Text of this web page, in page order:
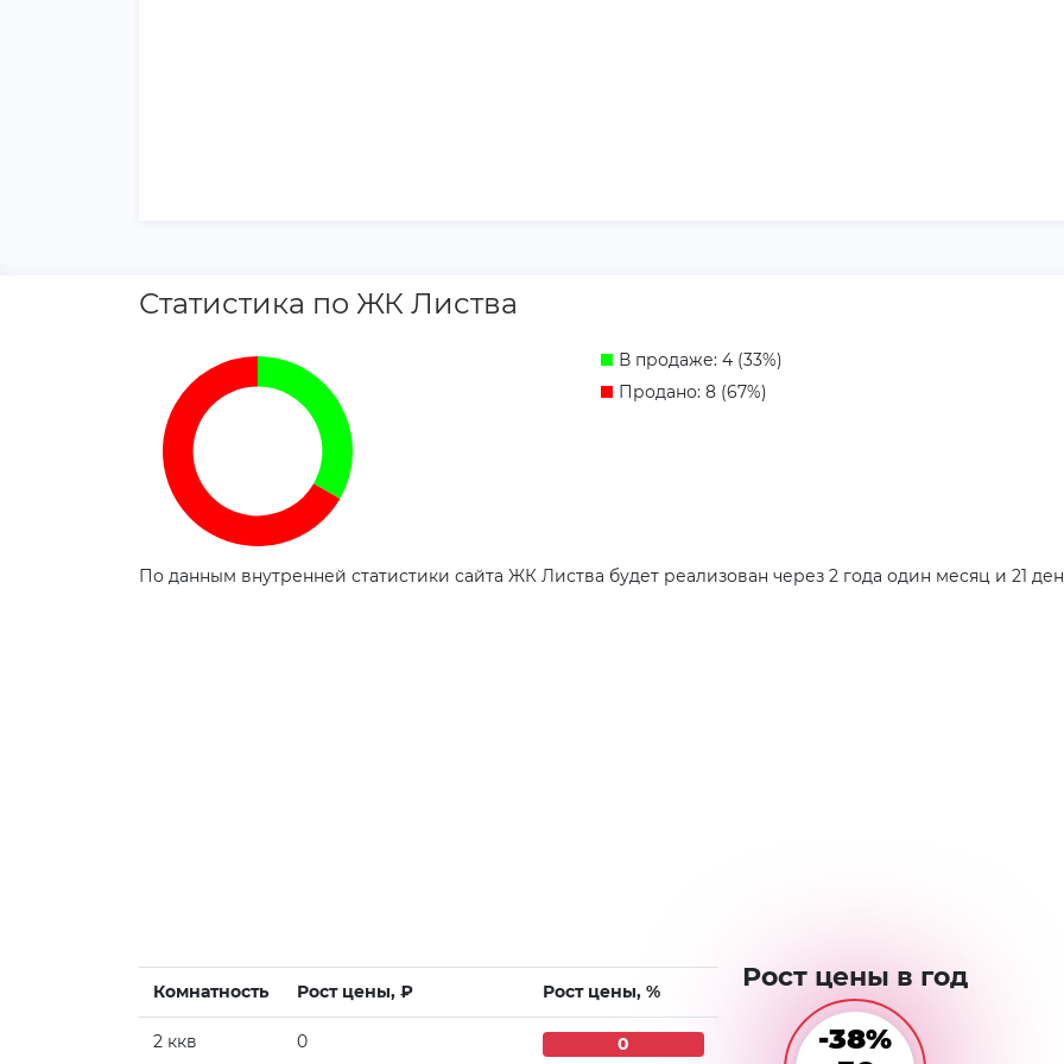
Статистика по ЖК Листва
В продаже: 4 (33%)
Продано: 8 (67%)
По данным внутренней статистики сайта ЖК Листва будет реализован через 2 года один месяц и 21
Комнатность Рост цены, ₽ Рост цены, %
2 ккв 0 0
Рост цены в год
-38%